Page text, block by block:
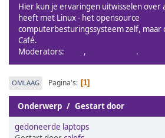
Hier kun je ervaringen uitwisselen over
heeft met Linux - het opensource
computerbesturingssysteem zelf, maar
Café.
Moderators:
, .
OMLAAG Pagina's 1
Onderwerp / Gestart door
gedoneerde laptops